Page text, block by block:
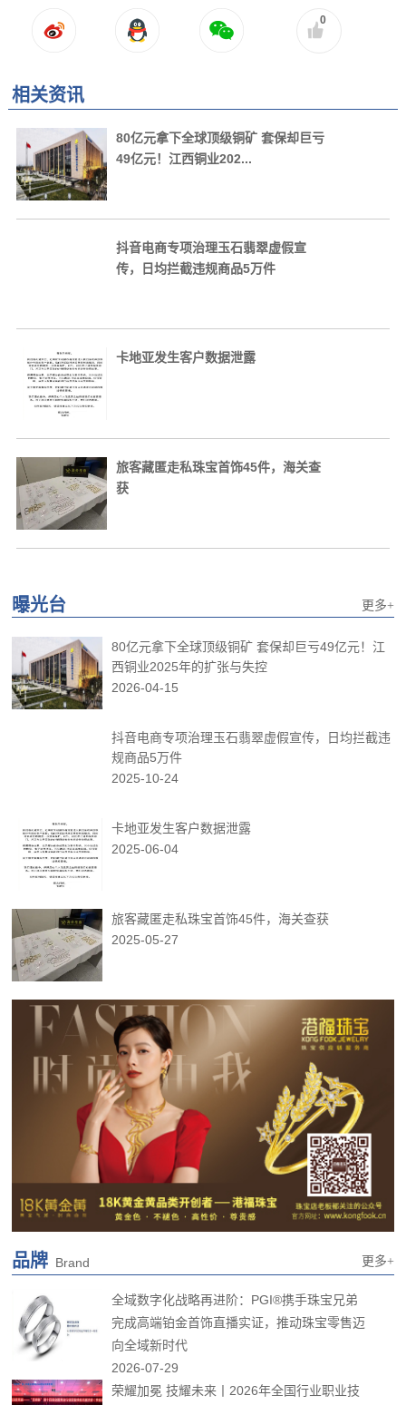
0
相关资讯
80亿元拿下全球顶级铜矿 套保却巨亏
49亿元！江西铜业202...
抖音电商专项治理玉石翡翠虚假宣
传，日均拦截违规商品5万件
卡地亚发生客户数据泄露
旅客藏匿走私珠宝首饰45件，海关查
获
曝光台 更多+
80亿元拿下全球顶级铜矿 套保却巨亏49亿元！江
西铜业2025年的扩张与失控
2026-04-15
抖音电商专项治理玉石翡翠虚假宣传，日均拦截违
规商品5万件
2025-10-24
卡地亚发生客户数据泄露
2025-06-04
旅客藏匿走私珠宝首饰45件，海关查获
2025-05-27
品牌 Brand 更多+
全域数字化战略再进阶：PGI®携手珠宝兄弟
完成高端铂金首饰直播实证，推动珠宝零售迈
向全域新时代
2026-07-29
荣耀加冕 技耀未来丨2026年全国行业职业技